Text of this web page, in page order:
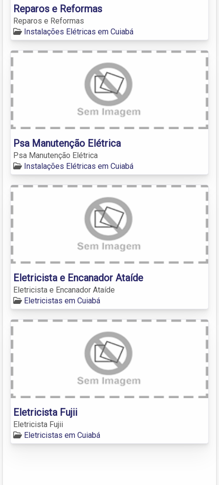
Reparos e Reformas
Reparos e Reformas
Instalações Elétricas em Cuiabá
Psa Manutenção Elétrica
Psa Manutenção Elétrica
Instalações Elétricas em Cuiabá
Eletricista e Encanador Ataíde
Eletricista e Encanador Ataíde
Eletricistas em Cuiabá
Eletricista Fujii
Eletricista Fujii
Eletricistas em Cuiabá